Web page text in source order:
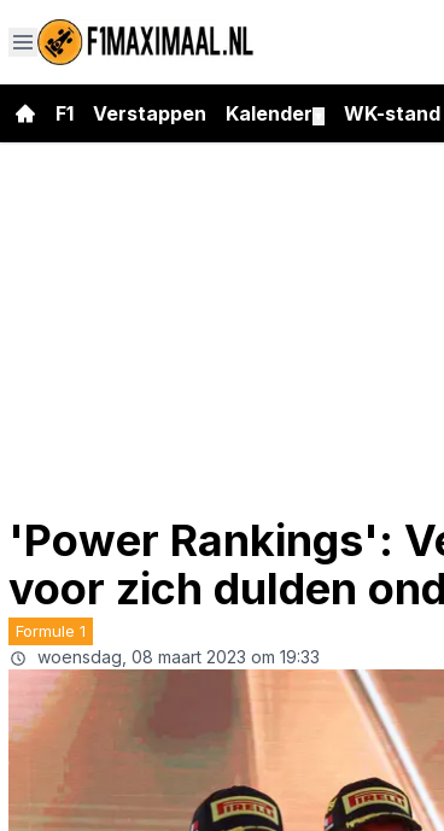
F1 Verstappen Kalender WK-stand
'Power Rankings':
voor zich dulden
Formule 1
woensdag, 08 maart 2023 om 19:33